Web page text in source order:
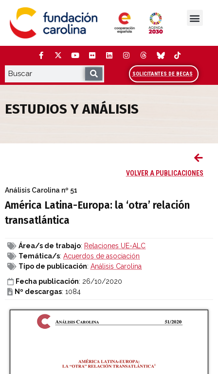
contenido
SOLICITANTES DE BECAS
ESTUDIOS Y ANÁLISIS
VOLVER A PUBLICACIONES
Análisis Carolina nº 51
América Latina-Europa: la ‘otra’ relación
transatlántica
Área/s de trabajo: Relaciones UE-ALC
Temática/s: Acuerdos de asociación
Tipo de publicación: Análisis Carolina
Fecha publicación: 26/10/2020
Nº descargas: 1084